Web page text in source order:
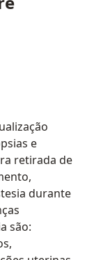
e
retirada de
durante
são: